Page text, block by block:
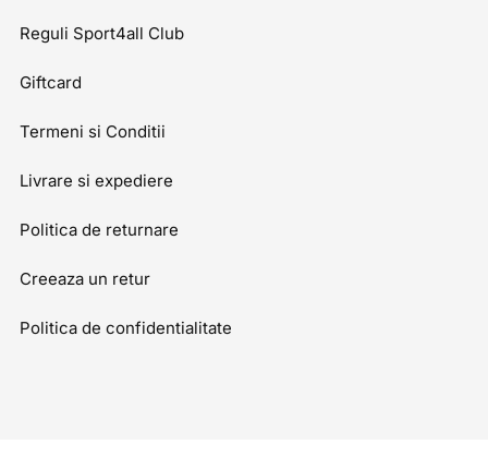
Reguli Sport4all Club
Giftcard
Termeni si Conditii
Livrare si expediere
Politica de returnare
Creeaza un retur
Politica de confidentialitate